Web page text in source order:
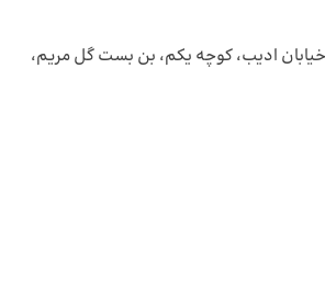
خیابان ادیب، کوچه یکم، بن بست گل مریم،